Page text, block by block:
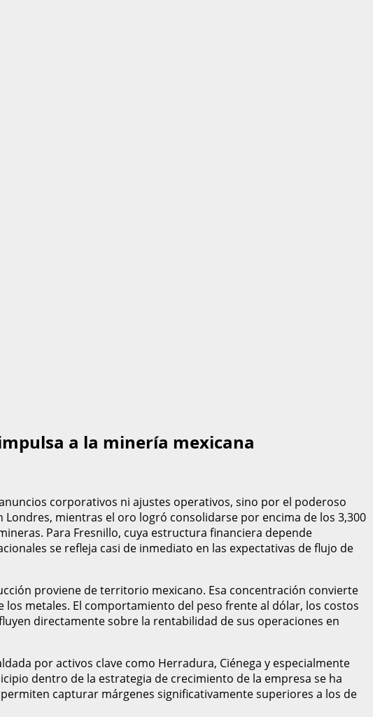
a la minería mexicana
corporativos ni ajustes operativos, sino por el poderoso
mientras el oro logró consolidarse por encima de los 3,300
Para Fresnillo, cuya estructura financiera depende
se refleja casi de inmediato en las expectativas de flujo de
proviene de territorio mexicano. Esa concentración convierte
metales. El comportamiento del peso frente al dólar, los costos
directamente sobre la rentabilidad de sus operaciones en
por activos clave como Herradura, Ciénega y especialmente
dentro de la estrategia de crecimiento de la empresa se ha
capturar márgenes significativamente superiores a los de